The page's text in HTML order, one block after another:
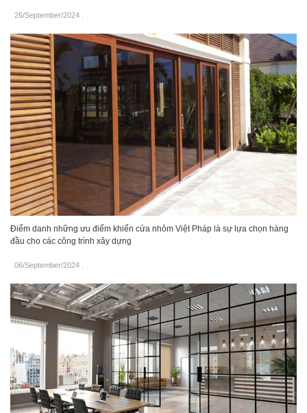
26/September/2024
Điểm danh những ưu điểm khiến cửa nhôm Việt Pháp là sự lựa chọn hàng
đầu cho các công trình xây dựng
06/September/2024